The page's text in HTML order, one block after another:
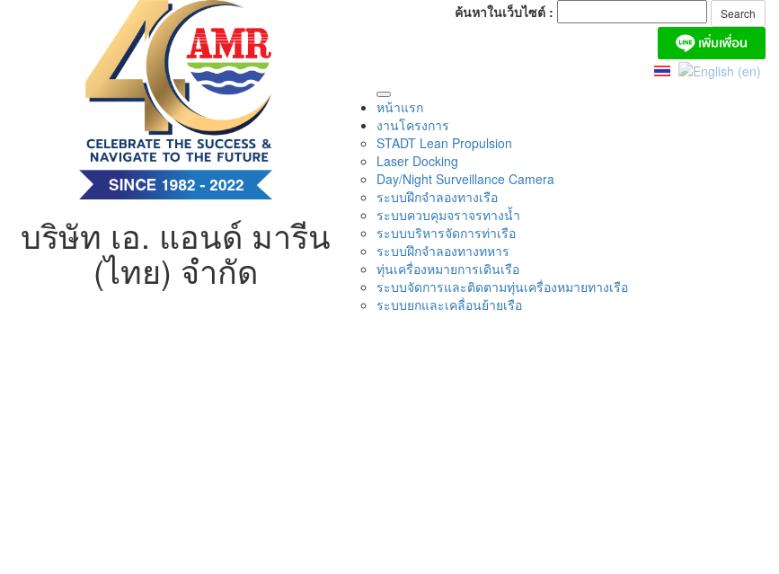
บริษัท เอ. แอนด์ มารีน
(ไทย) จำกัด
ค้นหาในเว็บไซต์ :
หน้าแรก
งานโครงการ
STADT Lean Propulsion
Laser Docking
Day/Night Surveillance Camera
ระบบฝึกจำลองทางเรือ
ระบบควบคุมจราจรทางน้ำ
ระบบบริหารจัดการท่าเรือ
ระบบฝึกจำลองทางทหาร
ทุ่นเครื่องหมายการเดินเรือ
ระบบจัดการและติดตามทุ่นเครื่องหมายทางเรือ
ระบบยกและเคลื่อนย้ายเรือ